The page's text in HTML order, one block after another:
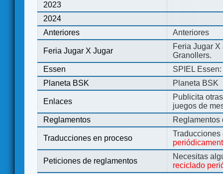
2023
2024
Anteriores
Anteriores
Feria Jugar X Jugar
Feria Jugar
Granollers.
Essen
SPIEL
Planeta BSK
Planeta BSK
Enlaces
Publicita
juegos de
Reglamentos
Reglamentos
Traducciones en proceso
Peticiones de reglamentos
Necesitas
reciclado